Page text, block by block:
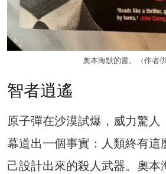
奧本海默的書。（作者供
智者逍遙
原子彈在沙漠試爆，威力驚人
幕道出一個事實：人類終有這
己設計出來的殺人武器。奧本